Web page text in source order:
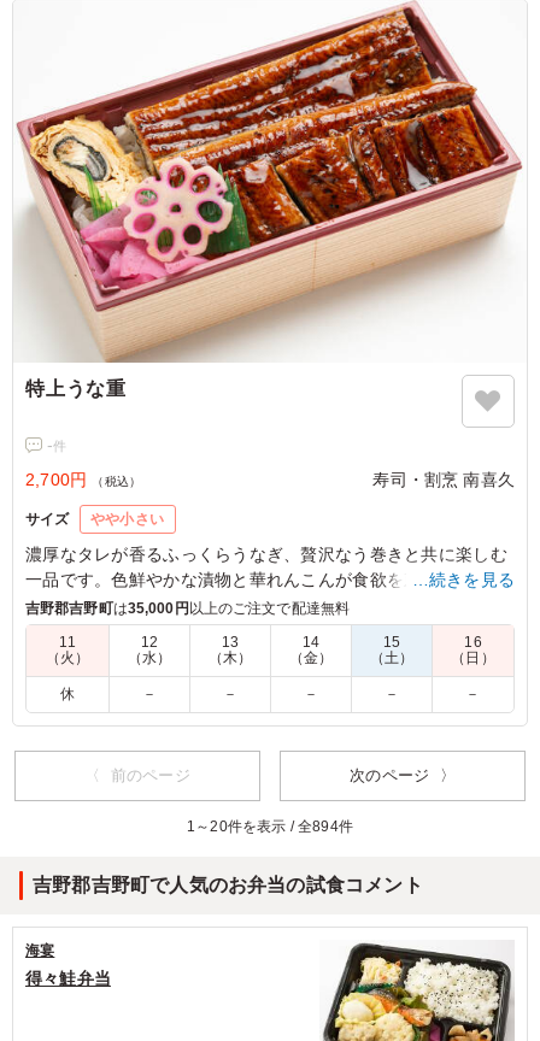
特上うな重
-件
2,700円 （税込） 寿司・割烹 南喜久
サイズ やや小さい
濃厚なタレが香るふっくらうなぎ、贅沢なう巻きと共に楽しむ
一品です。色鮮やかな漬物と華れんこんが食欲を刺激し、会食
や特別なお集まりに喜ばれます。
…続きを見る
吉野郡吉野町は35,000円以上のご注文で配達無料
11
（火）
12
（水）
13
（木）
14
（金）
15
（土）
16
（日）
休 － － － － －
〈 前のページ 次のページ 〉
1～20件を表示 / 全894件
吉野郡吉野町で人気のお弁当の試食コメント
得々鮭弁当
海宴